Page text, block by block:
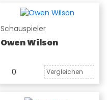
Schauspieler
Owen Wilson
0 Vergleichen